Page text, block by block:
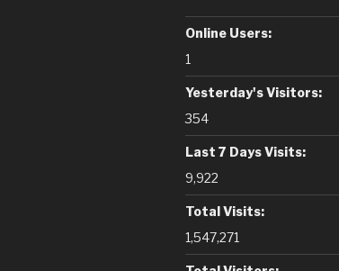
Online Users:
1
Yesterday's Visitors:
354
Last 7 Days Visits:
9,922
Total Visits:
1,547,271